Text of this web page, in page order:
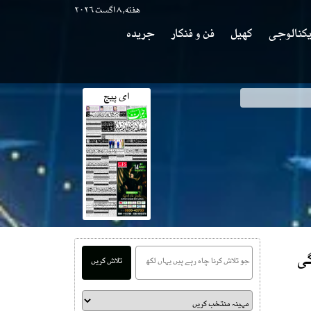
هفته, ۸ اگست ۲۰۲۶
کھیل فن و فنکار
جریدہ
جی کاانکشاف ای پیج
تلاش کریں